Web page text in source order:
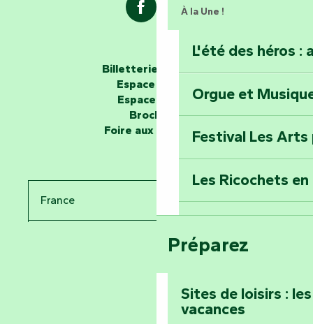
Les passeurs d'histoires
Partez en
Voyagez dans le
Maillezais
À la Une !
L'été des héros :
Orgue et
Festival Les Arts
Les Ricochets
Tout l'agenda
Préparez
Sites de loisirs :
vacances
Billetterie en ligne
Espace groupe
Espace presse
Brochures
Foire aux questions
France